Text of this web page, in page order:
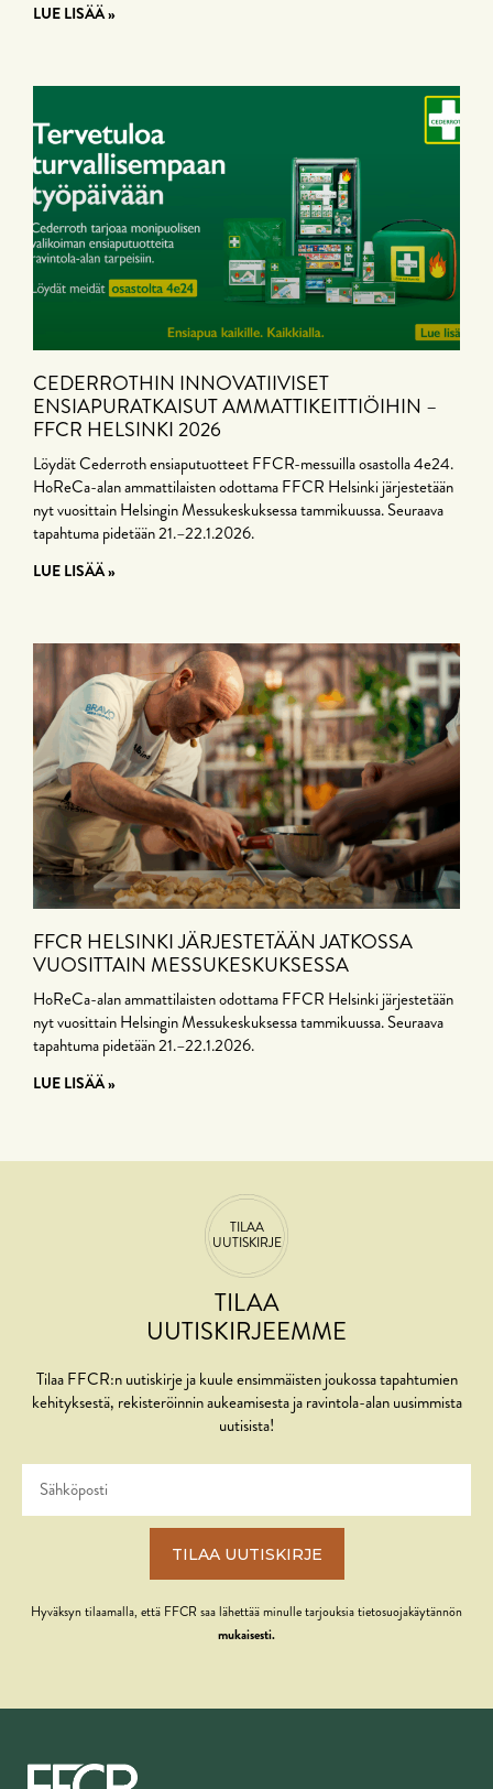
LUE LISÄÄ »
CEDERROTHIN INNOVATIIVISET
ENSIAPURATKAISUT AMMATTIKEITTIÖIHIN –
FFCR HELSINKI 2026
Löydät Cederroth ensiaputuotteet FFCR-messuilla osastolla 4e24.
HoReCa-alan ammattilaisten odottama FFCR Helsinki järjestetään
nyt vuosittain Helsingin Messukeskuksessa tammikuussa. Seuraava
tapahtuma pidetään 21.–22.1.2026.
LUE LISÄÄ »
FFCR HELSINKI JÄRJESTETÄÄN JATKOSSA
VUOSITTAIN MESSUKESKUKSESSA
HoReCa-alan ammattilaisten odottama FFCR Helsinki järjestetään
nyt vuosittain Helsingin Messukeskuksessa tammikuussa. Seuraava
tapahtuma pidetään 21.–22.1.2026.
LUE LISÄÄ »
TILAA
UUTISKIRJEEMME
Tilaa FFCR:n uutiskirje ja kuule ensimmäisten joukossa tapahtumien
kehityksestä, rekisteröinnin aukeamisesta ja ravintola-alan uusimmista
uutisista!
TILAA UUTISKIRJE
Hyväksyn tilaamalla, että FFCR saa lähettää minulle tarjouksia tietosuojakäytännön
mukaisesti.
TILAA
UUTISKIRJE